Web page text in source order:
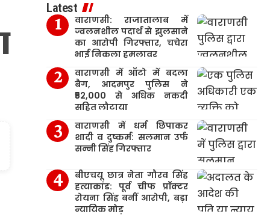
Latest
वाराणसी: राजातालाब में
ज्वलनशील पदार्थ से झुलसाने
का आरोपी गिरफ्तार, चचेरा
भाई निकला हमलावर
वाराणसी में ऑटो में बदला
बैग, आदमपुर पुलिस ने
₹52,000 से अधिक नकदी
सहित लौटाया
वाराणसी में धर्म छिपाकर
शादी व दुष्कर्म: सलमान उर्फ
सन्नी सिंह गिरफ्तार
बीएचयू छात्र नेता गौरव सिंह
हत्याकांड: पूर्व चीफ प्रॉक्टर
रोयना सिंह बनीं आरोपी, बड़ा
न्यायिक मोड़